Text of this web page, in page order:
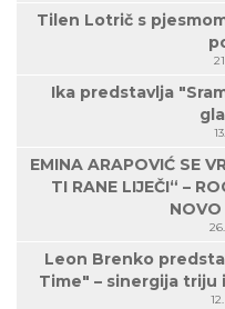
Tilen Lotrič s
Ika predstavlja
EMINA ARAPOVIĆ SE
TI RANE LIJEČI“ –
NOVO
Leon Brenko
Time" – sinergija